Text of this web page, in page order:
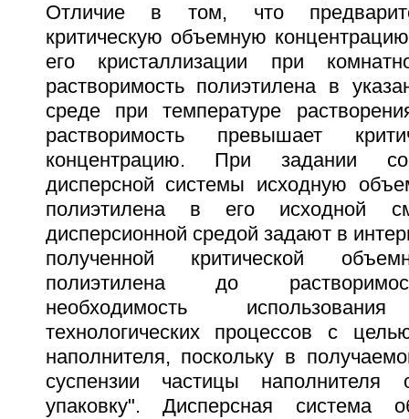
Отличие в том, что
критическую объемную
его кристаллизации при
растворимость полиэтилена в
среде при температуре
растворимость превышает
концентрацию. При задании
дисперсной системы исходную
полиэтилена в его исходной
дисперсионной средой задают в
полученной критической
полиэтилена до
необходимость
технологических процессов с
наполнителя, поскольку в
суспензии частицы наполнителя
упаковку". Дисперсная система